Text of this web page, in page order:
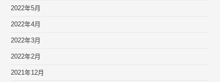
2022年5月
2022年4月
2022年3月
2022年2月
2021年12月